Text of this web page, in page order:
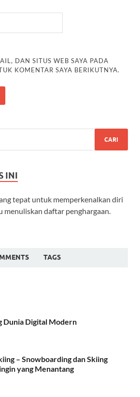
DAN SITUS WEB SAYA PADA
KOMENTAR SAYA BERIKUTNYA.
INI
tepat untuk memperkenalkan diri
menuliskan daftar penghargaan.
TAGS
Dunia Digital Modern
– Snowboarding dan Skiing
yang Menantang